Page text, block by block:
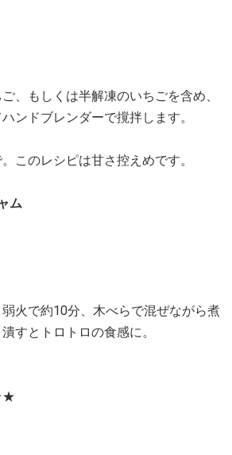
、もしくは半解凍のいちごを含め、
ンドブレンダーで撹拌します。
このレシピは甘さ控えめです。
ム
火で約10分、木べらで混ぜながら煮
すとトロトロの食感に。